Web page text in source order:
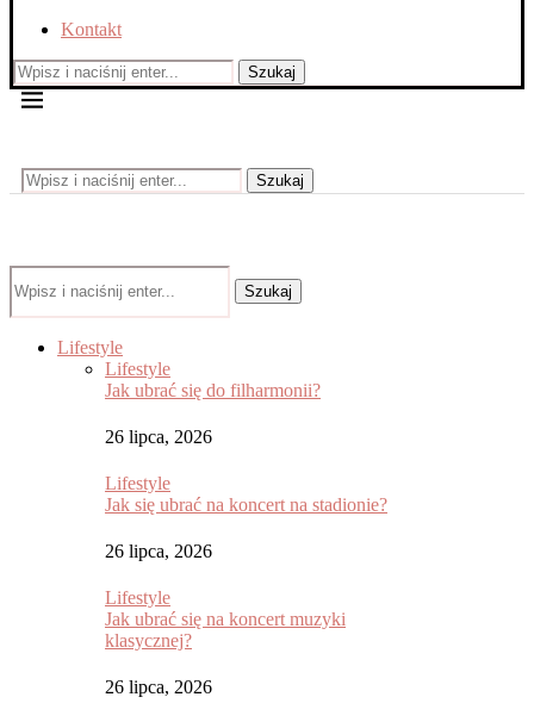
Kontakt
Szukaj
Szukaj
Szukaj
Lifestyle
Lifestyle
Jak ubrać się do filharmonii?
26 lipca, 2026
Lifestyle
Jak się ubrać na koncert na stadionie?
26 lipca, 2026
Lifestyle
Jak ubrać się na koncert muzyki
klasycznej?
26 lipca, 2026